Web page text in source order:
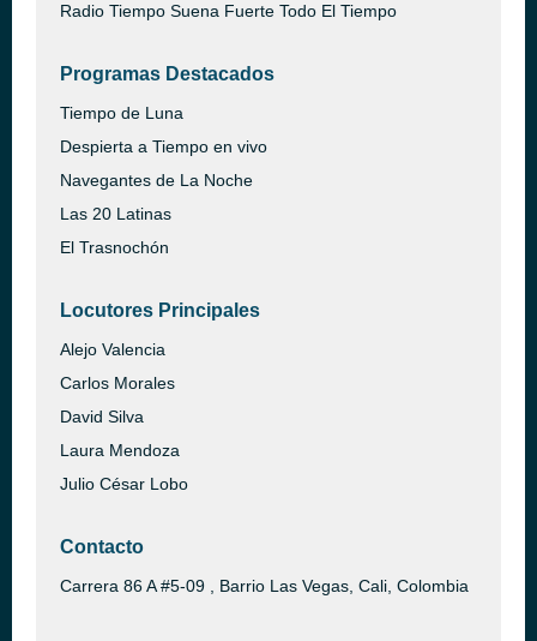
Radio Tiempo Suena Fuerte Todo El Tiempo
Programas Destacados
Tiempo de Luna
Despierta a Tiempo en vivo
Navegantes de La Noche
Las 20 Latinas
El Trasnochón
Locutores Principales
Alejo Valencia
Carlos Morales
David Silva
Laura Mendoza
Julio César Lobo
Contacto
Carrera 86 A #5-09 , Barrio Las Vegas, Cali, Colombia